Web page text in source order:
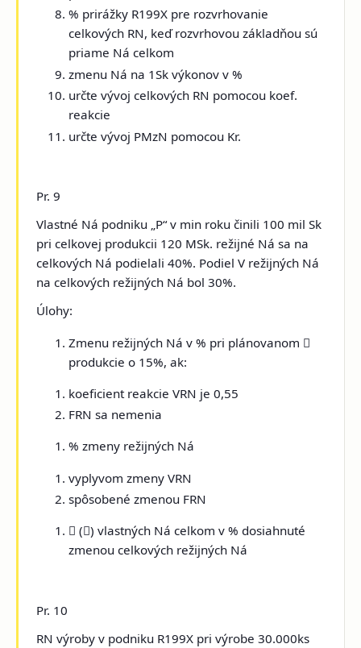
% prirážky R199X pre rozvrhovanie
celkových RN, keď rozvrhovou základňou sú
priame Ná celkom
zmenu Ná na 1Sk výkonov v %
určte vývoj celkových RN pomocou koef.
reakcie
určte vývoj PMzN pomocou Kr.
Pr. 9
Vlastné Ná podniku „P“ v min roku činili 100 mil Sk
pri celkovej produkcii 120 MSk. režijné Ná sa na
celkových Ná podielali 40%. Podiel V režijných Ná
na celkových režijných Ná bol 30%.
Úlohy:
Zmenu režijných Ná v % pri plánovanom 
produkcie o 15%, ak:
koeficient reakcie VRN je 0,55
FRN sa nemenia
% zmeny režijných Ná
vyplyvom zmeny VRN
spôsobené zmenou FRN
 () vlastných Ná celkom v % dosiahnuté
zmenou celkových režijných Ná
Pr. 10
RN výroby v podniku R199X pri výrobe 30.000ks